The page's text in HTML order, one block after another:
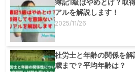
簿記1級はやめとけ？取
アルを解説します！
2025/11/26
社労士と年齢の関係を
歳まで？平均年齢は？